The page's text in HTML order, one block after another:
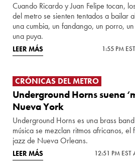
Cuando Ricardo y Juan Felipe tocan,
del metro se sienten tentados a bailar
una cumbia, un fandango, un porro,
una puya.
LEER MÁS 1:55 PM
CRÓNICAS DEL METRO
Underground Horns suena
Nueva York
Underground Horns es una brass
música se mezclan ritmos africanos, el
jazz de Nueva Orleans.
LEER MÁS 12:51 PM